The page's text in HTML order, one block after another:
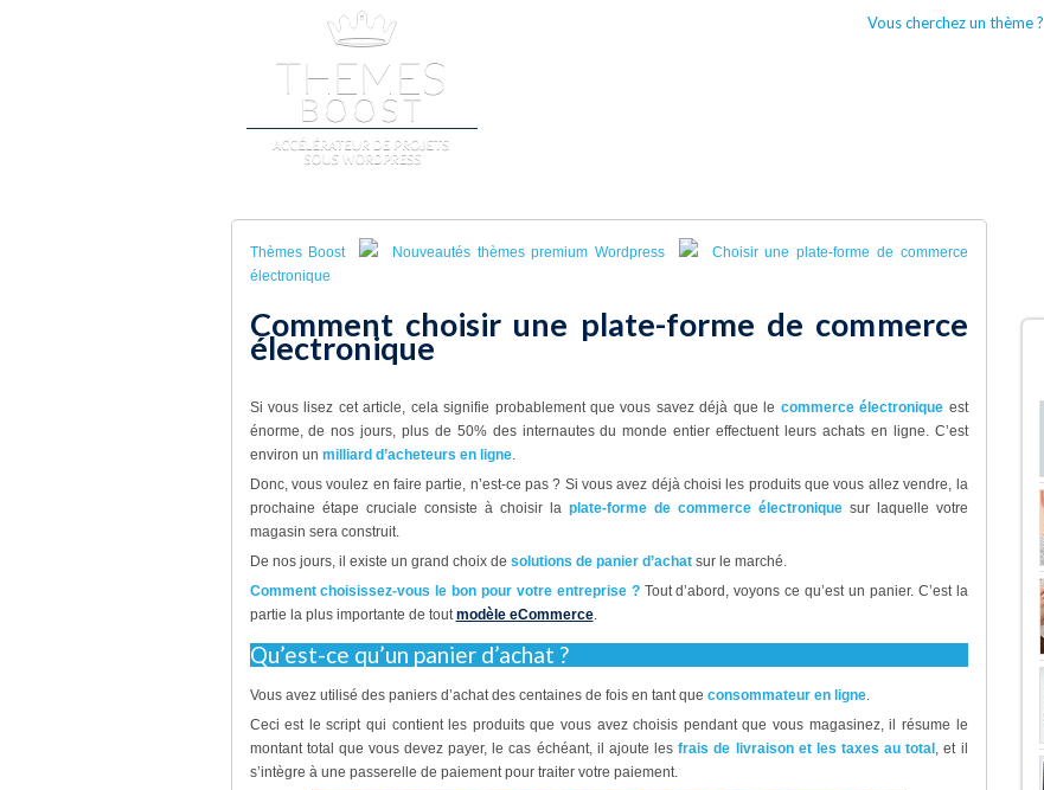
Vous cherchez un thème ?
Thèmes Boost Nouveautés thèmes premium Wordpress
Choisir une plate-forme de commerce
électronique
Comment choisir une plate-forme de commerce
électronique
Si vous lisez cet article, cela signifie probablement que vous savez déjà que le commerce électronique est
énorme, de nos jours, plus de 50% des internautes du monde entier effectuent leurs achats en ligne. C’est
environ un milliard d’acheteurs en ligne.
Donc, vous voulez en faire partie, n’est-ce pas ? Si vous avez déjà choisi les produits que vous allez vendre, la
prochaine étape cruciale consiste à choisir la plate-forme de commerce électroniquesur laquelle votre
magasin sera construit.
De nos jours, il existe un grand choix de solutions de panier d’achatsur le marché.
Comment choisissez-vous le bon pour votre entreprise ?Tout d’abord, voyons ce qu’est un panier. C’est la
partie la plus importante de toutmodèle eCommerce.
Qu’est-ce qu’un panier d’achat ?
Vous avez utilisé des paniers d’achat des centaines de fois en tant que consommateur en ligne.
Ceci est le script qui contient les produits que vous avez choisis pendant que vous magasinez, il résume le
montant total que vous devez payer, le cas échéant, il ajoute lesfrais de livraison et les taxes au total , et il
s’intègre à une passerelle de paiement pour traiter votre paiement.